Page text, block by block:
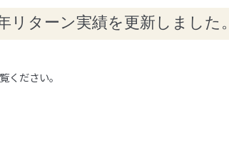
リターン実績を更新しました。
ください。